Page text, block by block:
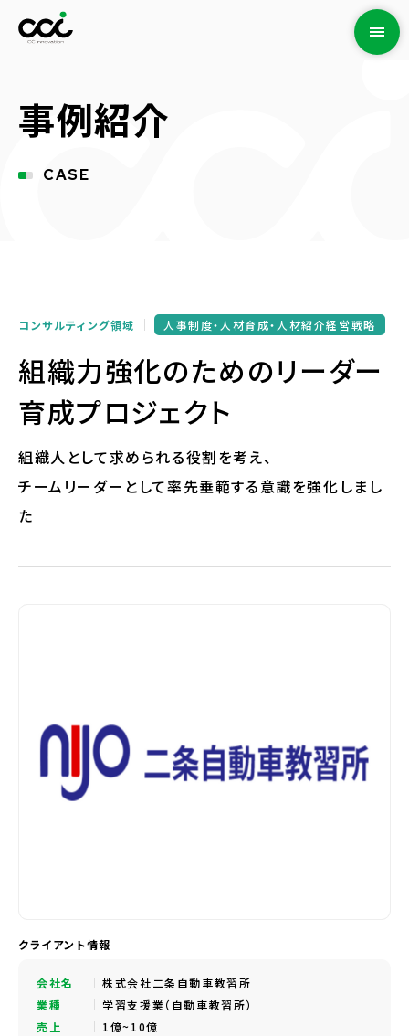
事例紹介
CASE
コンサルティング領域 人事制度・人材育成・人材紹介経営戦略
組織力強化のためのリーダー
育成プロジェクト
組織人として求められる役割を考え、
チームリーダーとして率先垂範する意識を強化しまし
た
クライアント情報
会社名
株式会社二条自動車教習所
業種
学習支援業（自動車教習所）
売上
1億~10億